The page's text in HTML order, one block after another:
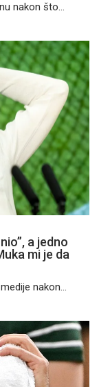
nakon što...
a jedno
mi je da
nakon...